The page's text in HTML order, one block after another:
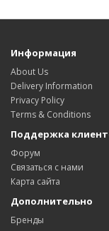
Информация
About Us
Delivery Information
Privacy Policy
Terms & Conditions
Поддержка
Форум
Связаться с нами
Карта сайта
Дополнительно
Бренды